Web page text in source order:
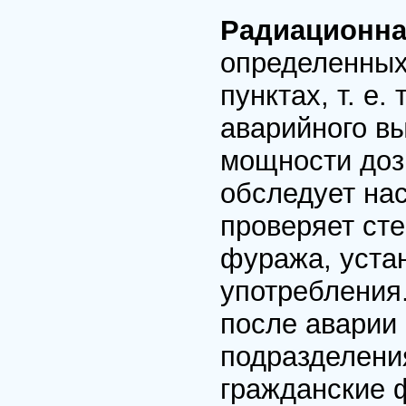
пунктах, т. е.
аварийного
мощности
обследует
проверяет
фуража,
после
гражданские